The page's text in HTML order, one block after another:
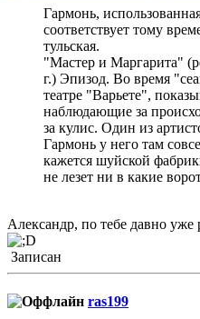
Гармонь,
соответствует тому
тульская.
"Мастер и Маргарита"
г.) Эпизод. Во время
театре "Варьете",
наблюдающие за
за кулис. Один из
Гармонь у него там
кажется шуйской
не лезет ни в какие
Александр, по тебе давно уже
Записан
ras199